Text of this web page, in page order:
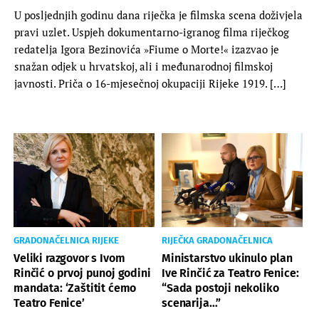
U posljednjih godinu dana riječka je filmska scena doživjela
pravi uzlet. Uspjeh dokumentarno-igranog filma riječkog
redatelja Igora Bezinovića »Fiume o Morte!« izazvao je
snažan odjek u hrvatskoj, ali i međunarodnoj filmskoj
javnosti. Priča o 16-mjesečnoj okupaciji Rijeke 1919. […]
GRADONAČELNICA RIJEKE
Veliki razgovor s Ivom
Rinčić o prvoj punoj godini
mandata: ‘Zaštitit ćemo
Teatro Fenice’
RIJEČKA GRADONAČELNICA
Ministarstvo ukinulo plan
Ive Rinčić za Teatro Fenice:
“Sada postoji nekoliko
scenarija…”